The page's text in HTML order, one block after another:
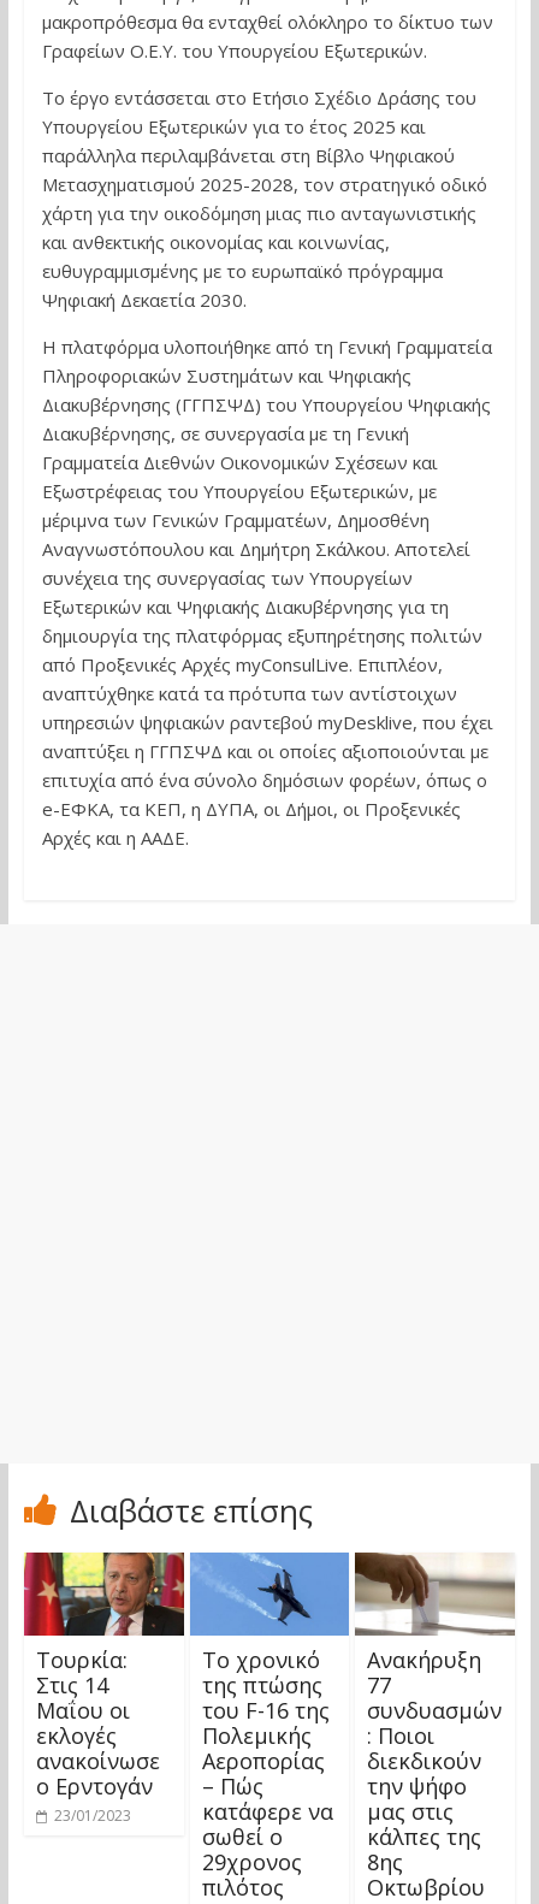
μακροπρόθεσμα θα ενταχθεί ολόκληρο το δίκτυο των
Γραφείων Ο.Ε.Υ. του Υπουργείου Εξωτερικών.
Το έργο εντάσσεται στο Ετήσιο Σχέδιο Δράσης του
Υπουργείου Εξωτερικών για το έτος 2025 και
παράλληλα περιλαμβάνεται στη Βίβλο Ψηφιακού
Μετασχηματισμού 2025-2028, τον στρατηγικό οδικό
χάρτη για την οικοδόμηση μιας πιο ανταγωνιστικής
και ανθεκτικής οικονομίας και κοινωνίας,
ευθυγραμμισμένης με το ευρωπαϊκό πρόγραμμα
Ψηφιακή Δεκαετία 2030.
Η πλατφόρμα υλοποιήθηκε από τη Γενική Γραμματεία
Πληροφοριακών Συστημάτων και Ψηφιακής
Διακυβέρνησης (ΓΓΠΣΨΔ) του Υπουργείου Ψηφιακής
Διακυβέρνησης, σε συνεργασία με τη Γενική
Γραμματεία Διεθνών Οικονομικών Σχέσεων και
Εξωστρέφειας του Υπουργείου Εξωτερικών, με
μέριμνα των Γενικών Γραμματέων, Δημοσθένη
Αναγνωστόπουλου και Δημήτρη Σκάλκου. Αποτελεί
συνέχεια της συνεργασίας των Υπουργείων
Εξωτερικών και Ψηφιακής Διακυβέρνησης για τη
δημιουργία της πλατφόρμας εξυπηρέτησης πολιτών
από Προξενικές Αρχές myConsulLive. Επιπλέον,
αναπτύχθηκε κατά τα πρότυπα των αντίστοιχων
υπηρεσιών ψηφιακών ραντεβού myDesklive, που έχει
αναπτύξει η ΓΓΠΣΨΔ και οι οποίες αξιοποιούνται με
επιτυχία από ένα σύνολο δημόσιων φορέων, όπως ο
e-ΕΦΚΑ, τα ΚΕΠ, η ΔΥΠΑ, οι Δήμοι, οι Προξενικές
Αρχές και η ΑΑΔΕ.
Διαβάστε επίσης
Τουρκία:
Στις 14
Μαΐου οι
εκλογές
ανακοίνωσε
ο Ερντογάν
23/01/2023
Το χρονικό
της πτώσης
του F-16 της
Πολεμικής
Αεροπορίας
– Πώς
κατάφερε να
σωθεί ο
29χρονος
πιλότος
Ανακήρυξη
77
συνδυασμών
: Ποιοι
διεκδικούν
την ψήφο
μας στις
κάλπες της
8ης
Οκτωβρίου